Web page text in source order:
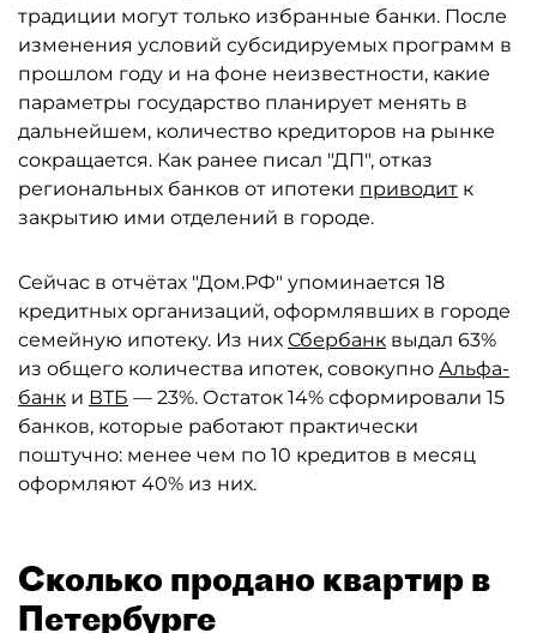
традиции могут только избранные банки. После
изменения условий субсидируемых программ в
прошлом году и на фоне неизвестности, какие
параметры государство планирует менять в
дальнейшем, количество кредиторов на рынке
сокращается. Как ранее писал "ДП", отказ
региональных банков от ипотеки приводит к
закрытию ими отделений в городе.
Сейчас в отчётах "Дом.РФ" упоминается 18
кредитных организаций, оформлявших в городе
семейную ипотеку. Из них Сбербанк выдал 63%
из общего количества ипотек, совокупно Альфа-
банк и ВТБ — 23%. Остаток 14% сформировали 15
банков, которые работают практически
поштучно: менее чем по 10 кредитов в месяц
оформляют 40% из них.
Сколько продано квартир в
Петербурге